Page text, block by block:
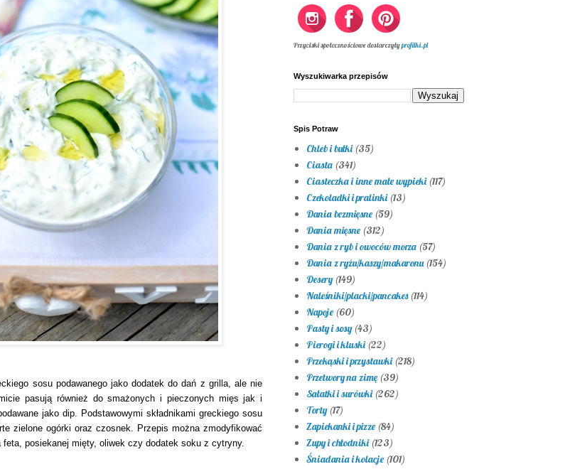
sosu podawanego jako dodatek do dań z grilla, ale nie
pasują również do smażonych i pieczonych mięs jak i
jako dip. Podstawowymi składnikami greckiego sosu
zielone ogórki oraz czosnek. Przepis można zmodyfikować
feta, posiekanej mięty, oliwek czy dodatek soku z cytryny.
Przyciski społecznościowe dostarczyłyprofilki.pl
Wyszukiwarka przepisów
Spis Potraw
Chleb i bułki (35)
Ciasta (341)
Ciasteczka i inne małe wypieki (117)
Czekoladki i pralinki (13)
Dania bezmięsne (59)
Dania mięsne (312)
Dania z ryb i owoców morza (57)
Dania z ryżu/kaszy/makaronu (154)
Desery (149)
Naleśniki/placki/pancakes (114)
Napoje (60)
Pasty i sosy (43)
Pierogi i kluski (22)
Przekąski i przystawki (218)
Przetwory na zimę (39)
Sałatki i surówki (262)
Torty (17)
Zapiekanki i pizze (84)
Zupy i chłodniki (123)
Śniadania i kolacje (101)